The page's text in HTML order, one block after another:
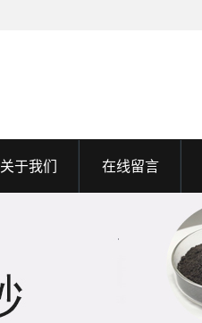
关于我们 在线留言